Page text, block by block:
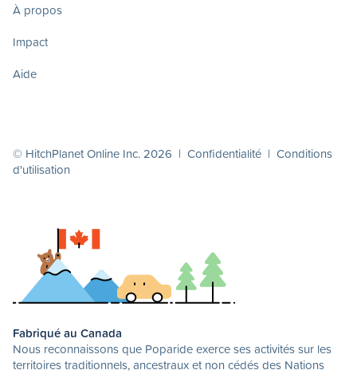
À propos
Impact
Aide
© HitchPlanet Online Inc. 2026 | Confidentialité | Conditions
d'utilisation
Fabriqué au Canada
Nous reconnaissons que Poparide exerce ses activités sur les
territoires traditionnels, ancestraux et non cédés des Nations